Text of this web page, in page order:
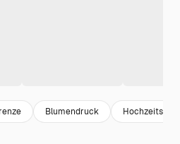
Blumendruck